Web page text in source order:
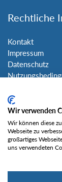
Rechtliche
Kontakt
Impressum
Datenschutz
Social
Wir verwenden
Wir können diese
Webseite zu
großartiges
uns verwendeten